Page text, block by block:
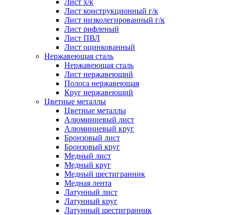
Лист конструкционный г/к
Лист низколегированный г/к
Лист рифленый
Лист ПВЛ
Лист оцинкованный
Нержавеющая сталь
Нержавеющая сталь
Лист нержавеющий
Полоса нержавеющая
Круг нержавеющий
Цветные металлы
Цветные металлы
Алюминиевый лист
Алюминиевый круг
Бронзовый лист
Бронзовый круг
Медный лист
Медный круг
Медный шестигранник
Медная лента
Латунный лист
Латунный круг
Латунный шестигранник